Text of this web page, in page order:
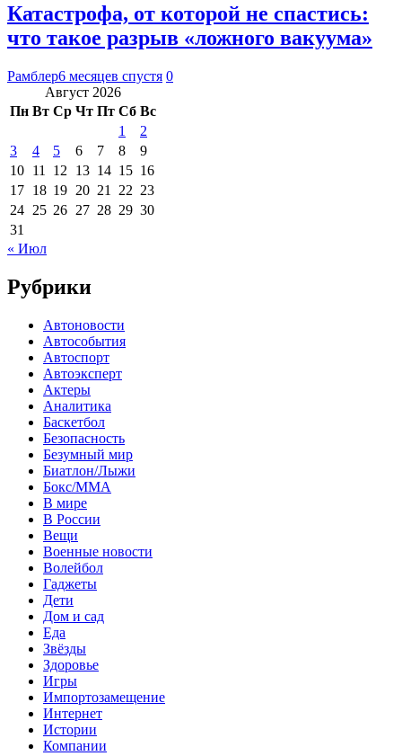
Катастрофа, от которой не спастись:
что такое разрыв «ложного вакуума»
Рамблер6 месяцев спустя 0
Август 2026
Пн Вт Ср Чт Пт Сб Вс
1
2
3
4 5 6 7 8
9
10 11 12 13 14 15 16
17 18 19 20 21 22 23
24 25 26 27 28 29 30
31
« Июл
Рубрики
Автоновости
Автособытия
Автоспорт
Автоэксперт
Актеры
Аналитика
Баскетбол
Безопасность
Безумный мир
Биатлон/Лыжи
Бокс/MMA
В мире
В России
Вещи
Военные новости
Волейбол
Гаджеты
Дети
Дом и сад
Еда
Звёзды
Здоровье
Игры
Импортозамещение
Интернет
Истории
Компании